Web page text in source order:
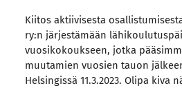
Kiitos aktiivisesta
ry:n järjestämään
vuosikokoukseen, jotka
muutamien vuosien tauon
Helsingissä 11.3.2023. Olipa kiva